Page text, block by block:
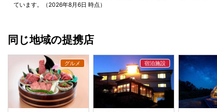
ています。（2026年8月6日 時点）
同じ地域の提携店